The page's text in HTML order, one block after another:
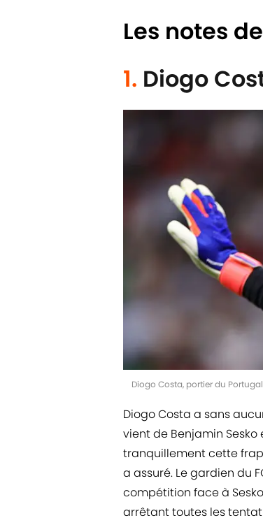
Les notes
1. Diogo
Diogo Costa, portier du
Diogo Costa a sans
vient de Benjamin
tranquillement cette
a assuré. Le gardien du
compétition face à
arrêtant toutes les